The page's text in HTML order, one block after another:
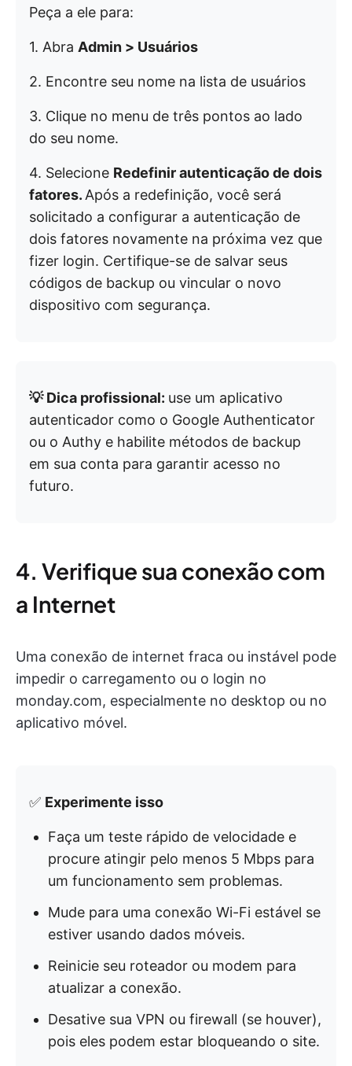
Peça a ele para:
1. Abra Admin > Usuários
2. Encontre seu nome na lista de usuários
3. Clique no menu de três pontos ao lado
do seu nome.
4. Selecione Redefinir autenticação de dois
fatores.Após a redefinição, você será
solicitado a configurar a autenticação de
dois fatores novamente na próxima vez que
fizer login. Certifique-se de salvar seus
códigos de backup ou vincular o novo
dispositivo com segurança.
💡 Dica profissional: use um aplicativo
autenticador como o Google Authenticator
ou o Authy e habilite métodos de backup
em sua conta para garantir acesso no
futuro.
4. Verifique sua conexão com
a Internet
Uma conexão de internet fraca ou instável pode
impedir o carregamento ou o login no
monday.com, especialmente no desktop ou no
aplicativo móvel.
✅ Experimente isso
Faça um teste rápido de velocidade e
procure atingir pelo menos 5 Mbps para
um funcionamento sem problemas.
Mude para uma conexão Wi-Fi estável se
estiver usando dados móveis.
Reinicie seu roteador ou modem para
atualizar a conexão.
Desative sua VPN ou firewall (se houver),
pois eles podem estar bloqueando o site.